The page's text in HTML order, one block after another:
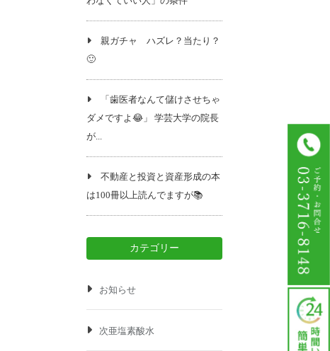
親ガチャ ハズレ？当たり？
🙂
「歯医者なんて儲けさせちゃ
ダメですよ😂」 学芸大学の院長
が...
不動産と投資と資産形成の本
は100冊以上読んでますが📚️
カテゴリー
お知らせ
次亜塩素酸水